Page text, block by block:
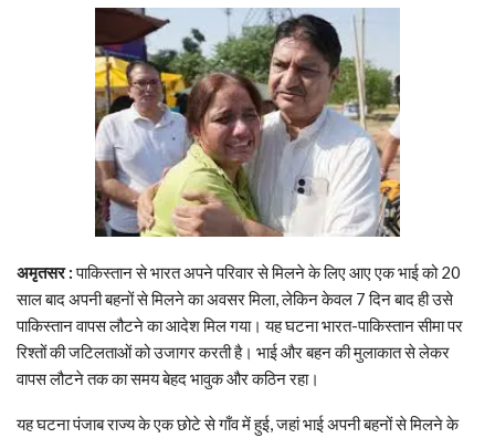
अमृतसर :पाकिस्तान से भारत अपने परिवार से मिलने के लिए आए एक भाई को 20
साल बाद अपनी बहनों से मिलने का अवसर मिला, लेकिन केवल 7 दिन बाद ही उसे
पाकिस्तान वापस लौटने का आदेश मिल गया। यह घटना भारत-पाकिस्तान सीमा पर
रिश्तों की जटिलताओं को उजागर करती है। भाई और बहन की मुलाकात से लेकर
वापस लौटने तक का समय बेहद भावुक और कठिन रहा।
यह घटना पंजाब राज्य के एक छोटे से गाँव में हुई, जहां भाई अपनी बहनों से मिलने के